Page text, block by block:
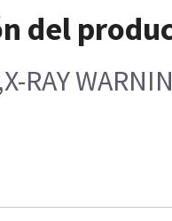
del
RAY